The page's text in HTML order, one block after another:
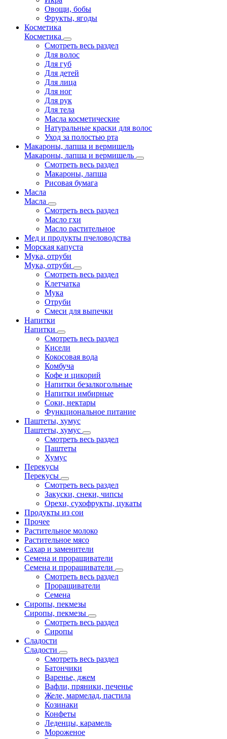
Овощи, бобы
Фрукты, ягоды
Косметика
Косметика
Смотреть весь раздел
Для волос
Для губ
Для детей
Для лица
Для ног
Для рук
Для тела
Масла косметические
Натуральные краски для волос
Уход за полостью рта
Макароны, лапша и вермишель
Макароны, лапша и вермишель
Смотреть весь раздел
Макароны, лапша
Рисовая бумага
Масла
Масла
Смотреть весь раздел
Масло гхи
Масло растительное
Мед и продукты пчеловодства
Морская капуста
Мука, отруби
Мука, отруби
Смотреть весь раздел
Клетчатка
Мука
Отруби
Смеси для выпечки
Напитки
Напитки
Смотреть весь раздел
Кисели
Кокосовая вода
Комбуча
Кофе и цикорий
Напитки безалкогольные
Напитки имбирные
Соки, нектары
Функциональное питание
Паштеты, хумус
Паштеты, хумус
Смотреть весь раздел
Паштеты
Хумус
Перекусы
Перекусы
Смотреть весь раздел
Закуски, снеки, чипсы
Орехи, сухофрукты, цукаты
Продукты из сои
Прочее
Растительное молоко
Растительное мясо
Сахар и заменители
Семена и проращиватели
Семена и проращиватели
Смотреть весь раздел
Проращиватели
Семена
Сиропы, пекмезы
Сиропы, пекмезы
Смотреть весь раздел
Сиропы
Сладости
Сладости
Смотреть весь раздел
Батончики
Варенье, джем
Вафли, пряники, печенье
Желе, мармелад, пастила
Козинаки
Конфеты
Леденцы, карамель
Мороженое